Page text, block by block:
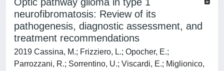
neurofibromatosis: Review of its
pathogenesis, diagnostic assessment, and
treatment recommendations
2019 Cassina, M.; Frizziero, L.; Opocher, E.;
Parrozzani, R.; Sorrentino, U.; Viscardi, E.; Miglionico,